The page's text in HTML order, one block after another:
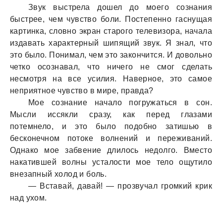
Звук выстрела дошел до моего сознания
быстрее, чем чувство боли. Постепенно гаснущая
картинка, словно экран старого телевизора, начала
издавать характерный шипящий звук. Я знал, что
это было. Понимал, чем это закончится. И довольно
четко осознавал, что ничего не смог сделать
несмотря на все усилия. Наверное, это самое
неприятное чувство в мире, правда?
Мое сознание начало погружаться в сон.
Мысли иссякли сразу, как перед глазами
потемнело, и это было подобно затишью в
бесконечном потоке волнений и переживаний.
Однако мое забвение длилось недолго. Вместо
накатившей волны усталости мое тело ощутило
внезапный холод и боль.
— Вставай, давай! — прозвучал громкий крик
над ухом.